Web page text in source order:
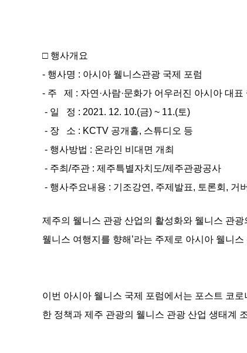
□ 행사개요
- 행사명 : 아시아 웰니스관광 국제 포럼
- 주 제 : 자연·사람·문화가 어우러진 아시아 대표
- 일 정 : 2021. 12. 10.(금) ~ 11.(토)
- 장 소 : KCTV 공개홀, 스튜디오 등
- 행사방법 : 온라인 비대면 개최
- 주최/주관 : 제주특별자치도/제주관광공사
- 행사주요내용 : 기조강연, 주제발표, 토론회, 거
제주의 웰니스 관광 산업의 활성화와 웰니스 관
웰니스 여행지를 향해’라는 주제로 아시아 웰니
이번 아시아 웰니스 국제 포럼에서는 포스트 코
한 정책과 제주 관광의 웰니스 관광 산업 생태계